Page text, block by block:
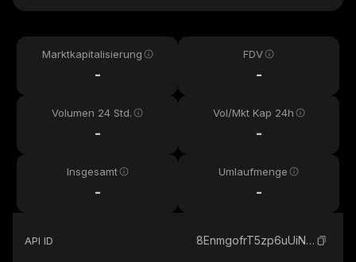
Marktkapitalisierung
-
FDV
-
Volumen 24 Std.
-
Vol/Mkt Kap 24h
-
Insgesamt
-
Umlaufmenge
-
API ID 8EnmgofrT5zp6uUiNfECkUMBnYA42pMqPj35vVXUpump_solana